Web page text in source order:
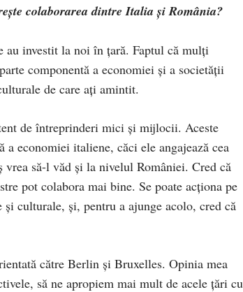
colaborarea dintre Italia și România?
au investit la noi în țară. Faptul că mulți
componentă a economiei și a societății
de care ați amintit.
de întreprinderi mici și mijlocii. Aceste
economiei italiene, căci ele angajează cea
vrea să-l văd și la nivelul României. Cred că
pot colabora mai bine. Se poate acționa pe
culturale, și, pentru a ajunge acolo, cred că
către Berlin și Bruxelles. Opinia mea
să ne apropiem mai mult de acele țări cu